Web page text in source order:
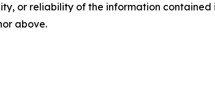
or reliability of the information
above.